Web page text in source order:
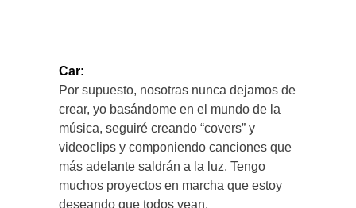
Car:
Por supuesto, nosotras nunca dejamos de
crear, yo basándome en el mundo de la
música, seguiré creando “covers” y
videoclips y componiendo canciones que
más adelante saldrán a la luz. Tengo
muchos proyectos en marcha que estoy
deseando que todos vean.